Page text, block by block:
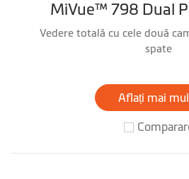
MiVue™ 798 Dual
Vedere totală cu cele două
spate
Aflați mai